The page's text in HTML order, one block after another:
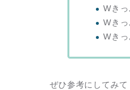
Wき
Wき
Wき
ぜひ参考にしてみて